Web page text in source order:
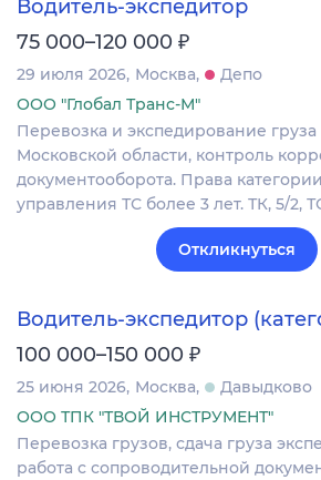
Водитель-экспедитор
75 000–120 000 ₽
29 июля 2026 Москва
Депо
ООО "Глобал Транс-М"
Перевозка и экспедирование
Московской области, контроль
документооборота. Права
управления ТС более 3 лет. ТК, 5/2,
Откликнуться
Водитель-экспедитор
100 000–150 000 ₽
25 июня 2026 Москва
Давыдково
ООО ТПК "ТВОЙ ИНСТРУМЕНТ"
Перевозка грузов, сдача груза
работа с сопроводительной